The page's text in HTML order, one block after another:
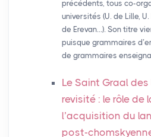
précédents, tous co-
universités (U. de Lille,
de Erevan…). Son titre
puisque grammaires
de grammaires
Le Saint Graal
revisité : le rôle de
l’acquisition du
post-